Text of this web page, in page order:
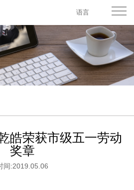
语言
皓荣获市级五一劳动
奖章
间:2019.05.06